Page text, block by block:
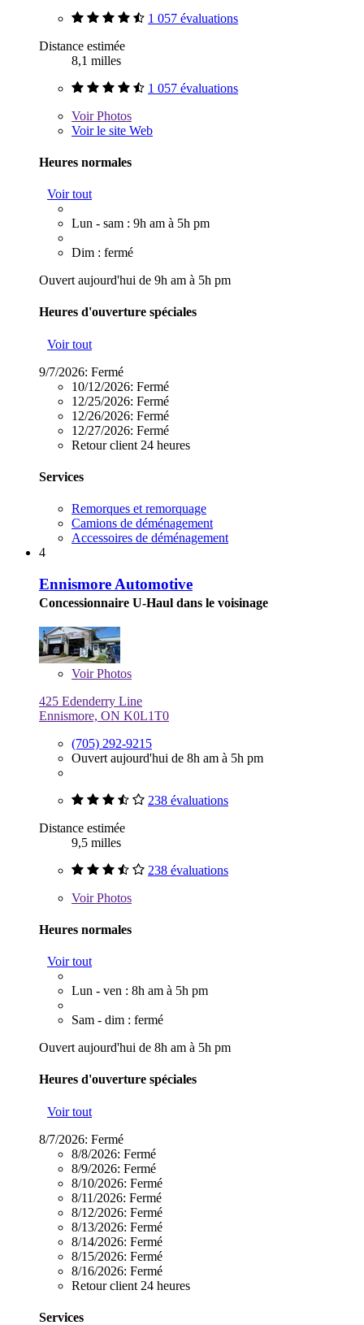
1 057 évaluations
Distance estimée
8,1 milles
1 057 évaluations
VoirPhotos
Voir le site Web
Heures normales
Voir tout
Lun - sam : 9h am à 5h pm
Dim : fermé
Ouvert aujourd'hui de 9h am à 5h pm
Heures d'ouverture spéciales
Voir tout
9/7/2026: Fermé
10/12/2026: Fermé
12/25/2026: Fermé
12/26/2026: Fermé
12/27/2026: Fermé
Retour client 24 heures
Services
Remorques et remorquage
Camions de déménagement
Accessoires de déménagement
4
Ennismore Automotive
Concessionnaire U-Haul dans le voisinage
VoirPhotos
425 Edenderry Line
Ennismore, ON K0L1T0
(705) 292-9215
Ouvert aujourd'hui de 8h am à 5h pm
238 évaluations
Distance estimée
9,5 milles
238 évaluations
VoirPhotos
Heures normales
Voir tout
Lun - ven : 8h am à 5h pm
Sam - dim : fermé
Ouvert aujourd'hui de 8h am à 5h pm
Heures d'ouverture spéciales
Voir tout
8/7/2026: Fermé
8/8/2026: Fermé
8/9/2026: Fermé
8/10/2026: Fermé
8/11/2026: Fermé
8/12/2026: Fermé
8/13/2026: Fermé
8/14/2026: Fermé
8/15/2026: Fermé
8/16/2026: Fermé
Retour client 24 heures
Services